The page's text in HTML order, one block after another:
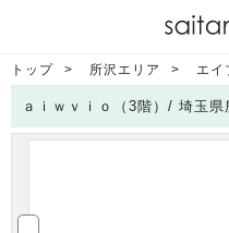
トップ 所沢エリア エイ
ａｉｗｖｉｏ（3階）/ 埼玉